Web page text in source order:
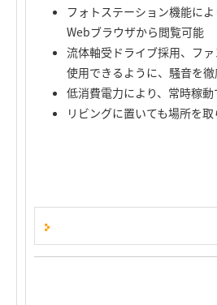
フォトステーション機能に
Webブラウザから閲覧可能
流体軸受ドライブ採用、フ
使用できるように、騒音を
低消費電力により、常時稼動
リビングに置いても場所を